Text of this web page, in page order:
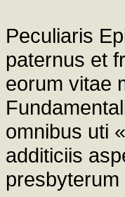
Peculiaris
paternus et
eorum vitae
omnibus uti
additiciis